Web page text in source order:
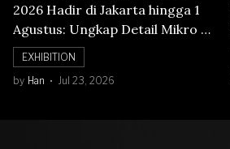
2026 Hadir di Jakarta hingga 1
Agustus: Ungkap Detail Mikro di
Balik Seni Watchmaking
EXHIBITION
by Han Jul 23, 2026